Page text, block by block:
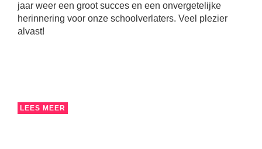
jaar weer een groot succes en een onvergetelijke
herinnering voor onze schoolverlaters. Veel plezier
alvast!
LEES MEER